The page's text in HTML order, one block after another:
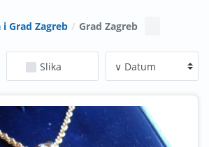
Grad Zagreb Grad Zagreb
Slika